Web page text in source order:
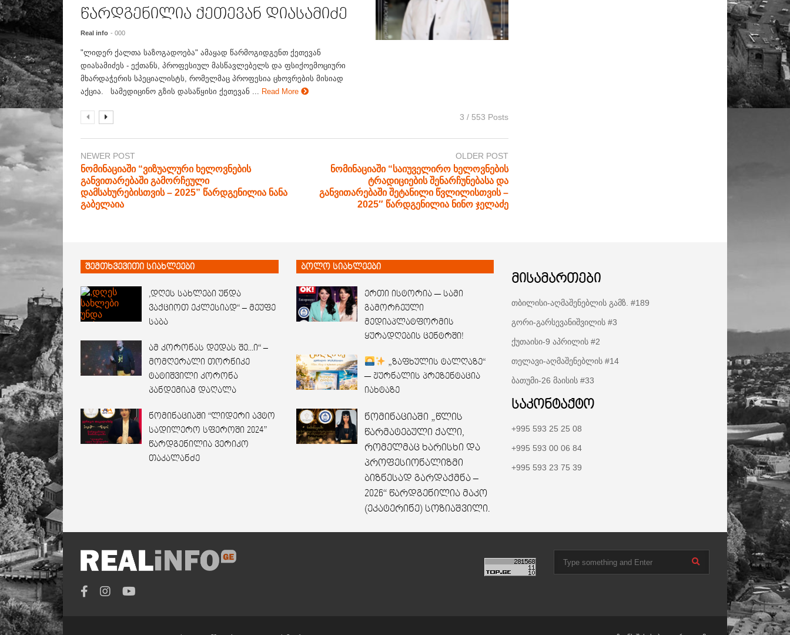
წარდგენილია ქეთევან დიასამიძე
Real info - 000
"ლიდერ ქალთა საზოგადოება" ამაყად წარმოგიდგენთ ქეთევან
დიასამიძეს - ექთანს, პროფესიულ მასწავლებელს და ფსიქოემოციური
მხარდაჭერის სპეციალისტს, რომელმაც პროფესია ცხოვრების მისიად
აქცია. სამედიცინო გზის დასაწყისი ქეთევან ... Read More
3 / 553 Posts
NEWER POST
ნომინაციაში “ვიზუალური ხელოვნების
განვითარებაში გამორჩეული
დამსახურებისთვის – 2025” წარდგენილია ნანა
გაბელაია
OLDER POST
ნომინაციაში “საიუველირო ხელოვნების
ტრადიციების შენარჩუნებასა და
განვითარებაში შეტანილი წვლილისთვის –
2025″ წარდგენილია ნინო ჯელაძე
შემთხვევითი სიახლეები
,დღეს სახლები უნდა
ვაქციოთ ეკლესიად“ – მეუფე
საბა
ამ კორონას დედას შე…ი“ –
მომღერალი თორნიკე
ტატიშვილი კორონა
პანდემიამ დაღალა
ნომინაციაში “ლიდერი ავტო
სადილერო სფეროში 2024”
წარდგენილია ვერიკო
თაკალანძე
ბოლო სიახლეები
ერთი ისტორია — სამი
გამორჩეული
მედიაპლატფორმის
ყურადღების ცენტრში!
„ზაფხულის ტალღაზე“
— ჟურნალის პრეზენტაცია
იახტაზე
ნომინაციაში „წლის
წარმატებული ქალი,
რომელმაც ხარისხი და
პროფესიონალიზმი
ბიზნესად გარდაქმნა –
2026“ წარდგენილია მაკო
(ეკატერინე) სოზიაშვილი.
მისამართები
თბილისი-აღმაშენებლის გამზ. #189
გორი-გარსევანიშვილის #3
ქუთაისი-9 აპრილის #2
თელავი-აღმაშენებლის #14
ბათუმი-26 მაისის #33
საკონტაქტო
+995 593 25 25 08
+995 593 00 06 84
+995 593 23 75 39